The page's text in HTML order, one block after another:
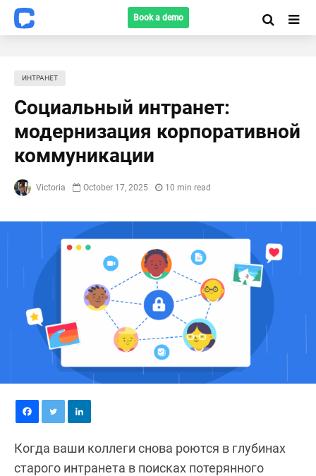
Book a demo
ИНТРАНЕТ
Социальный интранет:
модернизация корпоративной
коммуникации
Victoria October 17, 2025 10 min read
Когда ваши коллеги снова роются в глубинах
старого интранета в поисках потерянного